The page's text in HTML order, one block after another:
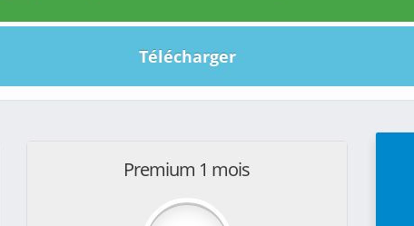
Télécharger
Premium 1 mois